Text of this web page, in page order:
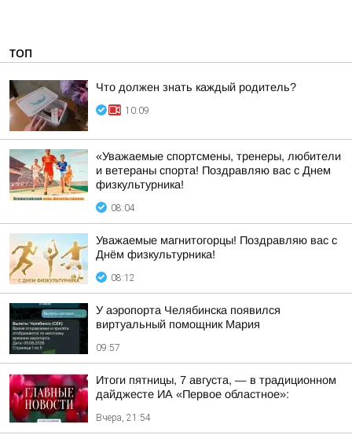
ТОП
Что должен знать каждый родитель?
10:09
«Уважаемые спортсмены, тренеры, любители
и ветераны спорта! Поздравляю вас с Днем
физкультурника!
08:04
Уважаемые магнитогорцы! Поздравляю вас с
Днём физкультурника!
08:12
У аэропорта Челябинска появился
виртуальный помощник Мария
09:57
Итоги пятницы, 7 августа, — в традиционном
дайджесте ИА «Первое областное»:
Вчера, 21:54